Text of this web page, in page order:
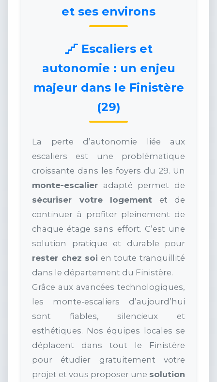
et ses environs
Escaliers et
autonomie : un enjeu
majeur dans le Finistère
(29)
La perte d’autonomie liée aux
escaliers est une problématique
croissante dans les foyers du 29. Un
monte-escalier adapté permet de
sécuriser votre logement et de
continuer à profiter pleinement de
chaque étage sans effort. C’est une
solution pratique et durable pour
rester chez soi en toute tranquillité
dans le département du Finistère.
Grâce aux avancées technologiques,
les monte-escaliers d’aujourd’hui
sont fiables, silencieux et
esthétiques. Nos équipes locales se
déplacent dans tout le Finistère
pour étudier gratuitement votre
projet et vous proposer une solution